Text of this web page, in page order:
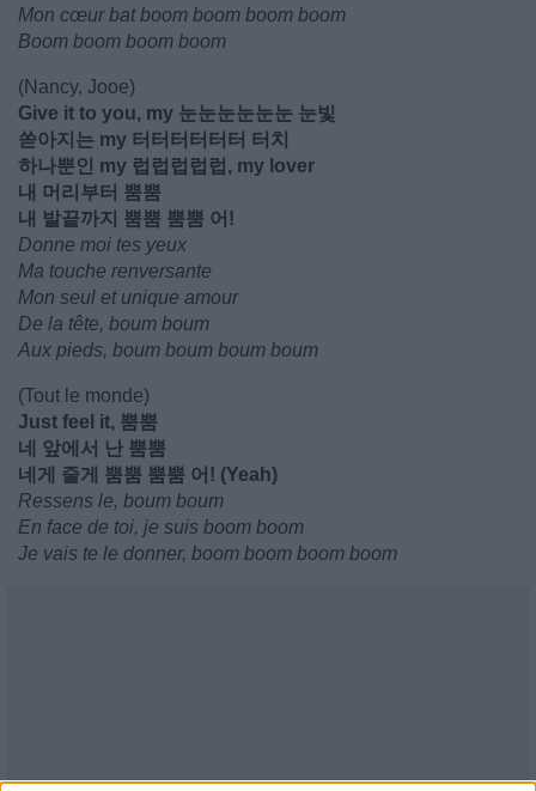
Mon cœur bat boom boom boom boom
Boom boom boom boom
(Nancy, Jooe)
Give it to you, my 눈눈눈눈눈눈 눈빛
쏟아지는 my 터터터터터터 터치
하나뿐인 my 럽럽럽럽럽, my lover
내 머리부터 뿜뿜
내 발끝까지 뿜뿜 뿜뿜 어!
Donne moi tes yeux
Ma touche renversante
Mon seul et unique amour
De la tête, boum boum
Aux pieds, boum boum boum boum
(Tout le monde)
Just feel it, 뿜뿜
네 앞에서 난 뿜뿜
네게 줄게 뿜뿜 뿜뿜 어! (Yeah)
Ressens le, boum boum
En face de toi, je suis boom boom
Je vais te le donner, boom boom boom boom